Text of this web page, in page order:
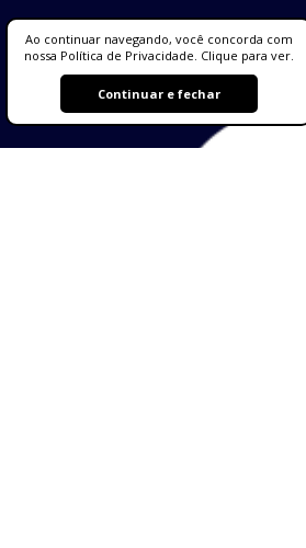
Indústria de troféus e
conquistas, registrando
Ao continuar navegando, você concorda com
nossa Política de Privacidade. Clique para ver.
Continuar e fechar